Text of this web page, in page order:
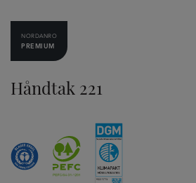
Håndtak 221
NORDANRO
PREMIUM